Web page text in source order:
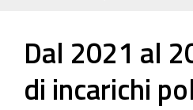
Dal 2021 al
di incarichi